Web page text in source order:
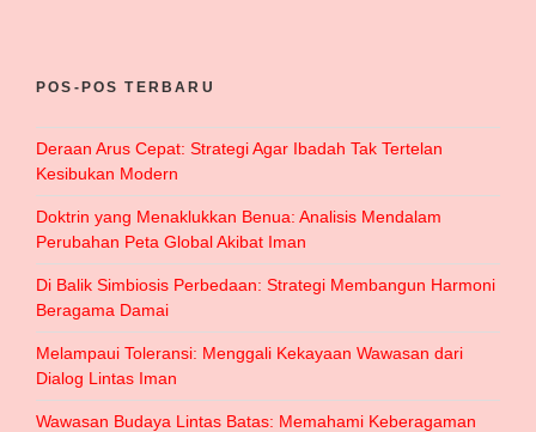
POS-POS TERBARU
Deraan Arus Cepat: Strategi Agar Ibadah Tak Tertelan
Kesibukan Modern
Doktrin yang Menaklukkan Benua: Analisis Mendalam
Perubahan Peta Global Akibat Iman
Di Balik Simbiosis Perbedaan: Strategi Membangun Harmoni
Beragama Damai
Melampaui Toleransi: Menggali Kekayaan Wawasan dari
Dialog Lintas Iman
Wawasan Budaya Lintas Batas: Memahami Keberagaman